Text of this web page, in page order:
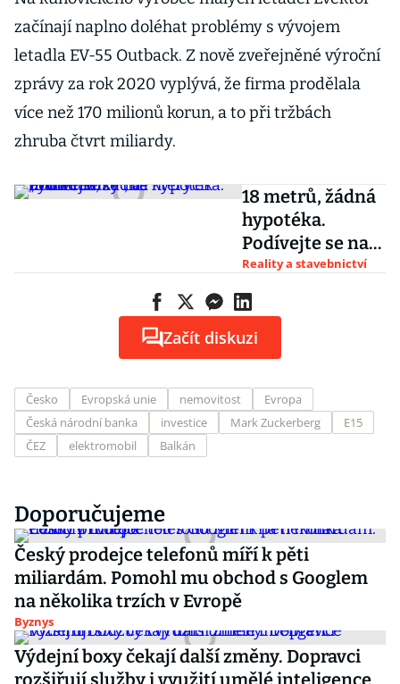
začínají naplno doléhat problémy s vývojem
letadla EV-55 Outback. Z nově zveřejněné výroční
zprávy za rok 2020 vyplývá, že firma prodělala
více než 170 milionů korun, a to při tržbách
zhruba čtvrt miliardy.
18 metrů, žádná
hypotéka.
Podívejte se na
„minidomky“, ve
kterých bydlí
Češi
Reality a stavebnictví
Začít diskuzi
Česko Evropská unie nemovitost
Evropa
Česká národní banka
investice Mark Zuckerberg
E15
ČEZ
elektromobil Balkán
Doporučujeme
Český prodejce telefonů míří k pěti
miliardám. Pomohl mu obchod s Googlem
na několika trzích v Evropě
Byznys
Výdejní boxy čekají další změny. Dopravci
rozšiřují služby i využití umělé inteligence